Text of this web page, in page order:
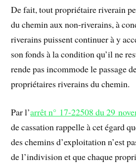
De fait, tout propriétaire riverain
du chemin aux non-riverains, à
riverains puissent continuer à y
son fonds à la condition qu’il ne
rende pas incommode le passage
propriétaires riverains du chemin.
Par l’arrêt n° 17-22508 du 29
de cassation rappelle à cet égard
des chemins d’exploitation n’est
de l’indivision et que chaque